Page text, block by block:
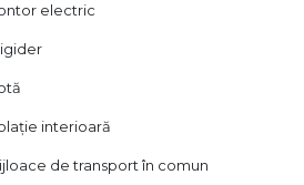
electric
interioară
de transport în comun